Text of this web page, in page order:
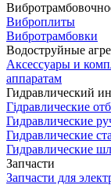
Виброплиты
Вибротрамбовки
Водоструйные
Аксессуары и
аппаратам
Гидравлический
Гідравлические
Гидравлические
Гидравлические
Гидравлические
Запчасти
Запчасти для